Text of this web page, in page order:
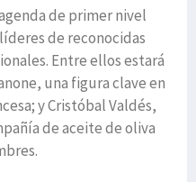
de primer nivel
de reconocidas
Entre ellos estará
una figura clave en
y Cristóbal Valdés,
de aceite de oliva